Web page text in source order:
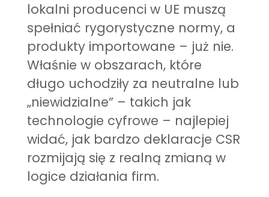
lokalni producenci w UE muszą
spełniać rygorystyczne normy, a
produkty importowane – już nie.
Właśnie w obszarach, które
długo uchodziły za neutralne lub
„niewidzialne” – takich jak
technologie cyfrowe – najlepiej
widać, jak bardzo deklaracje CSR
rozmijają się z realną zmianą w
logice działania firm.